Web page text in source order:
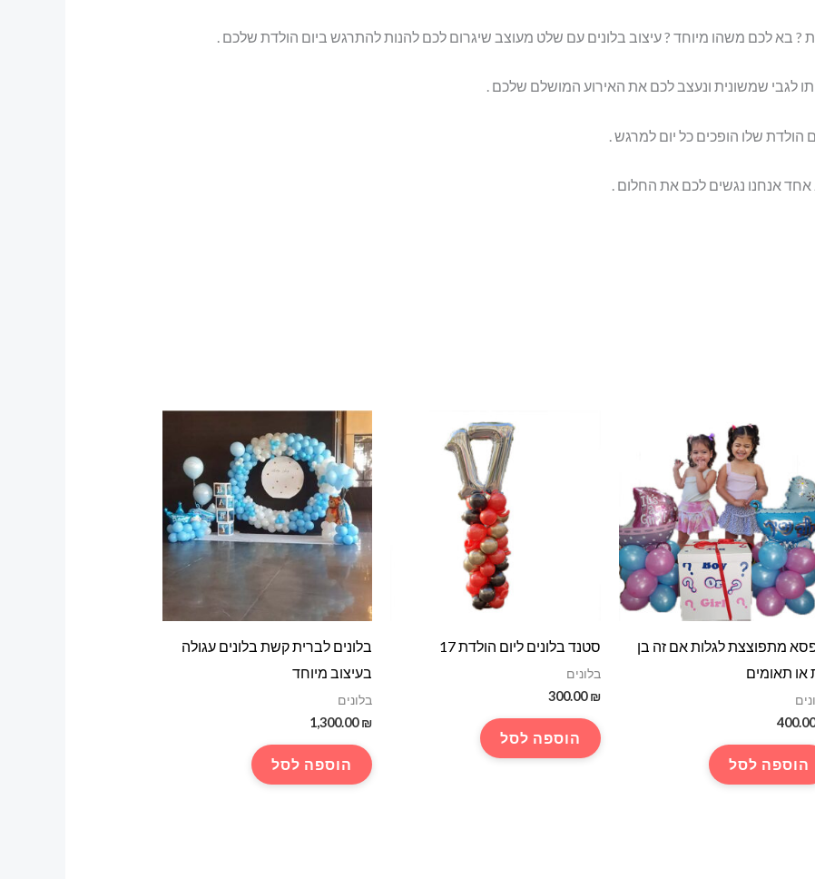
? בא לכם משהו מיוחד ? עיצוב בלונים עם שלט מעוצב שיגרום לכם להנות להתרגש ביום הולדת שלכם .
לגבי שמשונית ונעצב לכם את האירוע המושלם שלכם .
הולדת שלו הופכים כל יום למרגש .
אנחנו נגשים לכם את החלום .
מתפוצצת לגלות אם זה בן
או תאומים
הוספה לסל
סטנד בלונים ליום הולדת 17
בלונים
300.00₪
הוספה לסל
בלונים לברית קשת בלונים עגולה
בעיצוב מיוחד
בלונים
1,300.00₪
הוספה לסל